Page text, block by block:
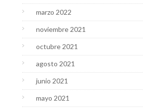
marzo 2022
noviembre 2021
octubre 2021
agosto 2021
junio 2021
mayo 2021